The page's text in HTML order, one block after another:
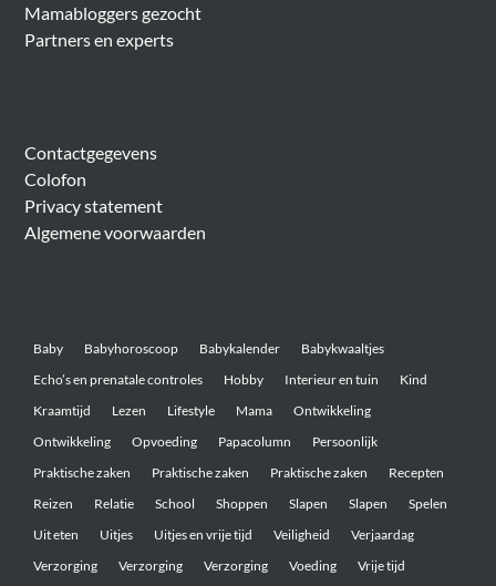
Mamabloggers gezocht
Partners en experts
Contactgegevens
Colofon
Privacy statement
Algemene voorwaarden
Baby Babyhoroscoop Babykalender
Babykwaaltjes
Echo’s en prenatale controles
Hobby Interieur en tuin
Kind
Kraamtijd
Lezen Lifestyle Mama
Ontwikkeling
Ontwikkeling
Opvoeding Papacolumn
Persoonlijk
Praktische zaken
Praktische zaken Praktische zaken
Recepten
Reizen
Relatie School Shoppen Slapen Slapen
Spelen
Uit eten
Uitjes Uitjes en vrije tijd Veiligheid
Verjaardag
Verzorging
Verzorging Verzorging Voeding Vrije tijd